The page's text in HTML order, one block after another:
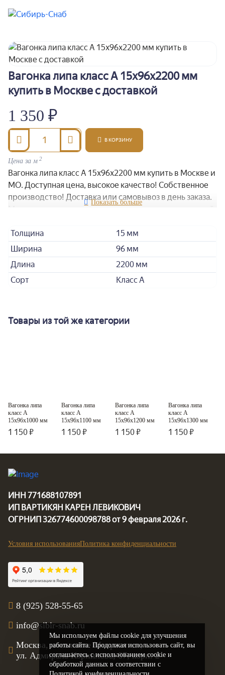
Мы используем файлы cookie для улучшения
работы сайта. Продолжая использовать сайт, вы
соглашаетесь с использованием cookie и
обработкой данных в соответствии с
Класс A
Вагонка липа класс А 15x96x2200 мм
купить в Москве с доставкой
1 350 ₽
В КОРЗИНУ
Толщина
15 мм
Ширина
96 мм
Длина
2200 мм
Сорт
Класс А
Вагонка липа класс А 15x96x2200 мм купить в Москве и
МО. Доступная цена, высокое качество! Собственное
производство! Доставка или самовывоз в день заказа.
Мы гарантируем высокое качество и прочность нашей
Цена за м 2
Товары из той же категории
Класс A
Вагонка липа
класс А
15x96x1000 мм
1 150 ₽
Класс A
Вагонка липа
класс А
15x96x1100 мм
1 150 ₽
Класс A
Вагонка липа
класс А
15x96x1200 мм
1 150 ₽
Класс A
Вагонка липа
класс А
15x96x1300 мм
1 150 ₽
ИНН 771688107891
ИП ВАРТИКЯН КАРЕН ЛЕВИКОВИЧ
ОГРНИП 326774600098788 от 9 февраля 2026 г.
Условия использованияПолитика конфиденциальности
8 (925) 528-55-65
info@sibir-snab.ru
Москва, поселение Мосрентген,
ул. Адмирала Корнилова, 87, корп. 2